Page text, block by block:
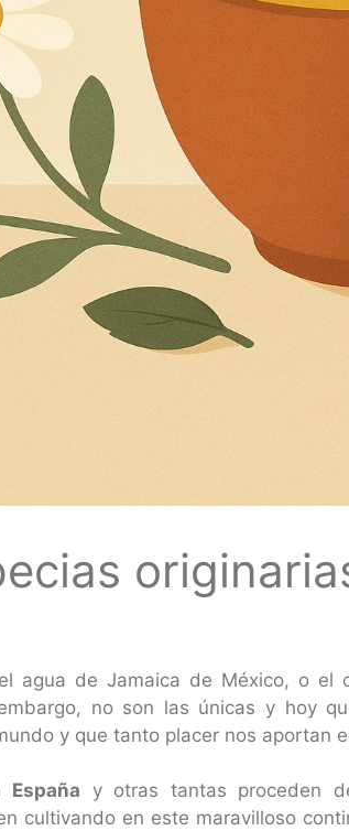
agua de Jamaica de México, o el
no son las únicas y hoy
y que tanto placer nos aportan
y otras tantas proceden
cultivando en este maravilloso